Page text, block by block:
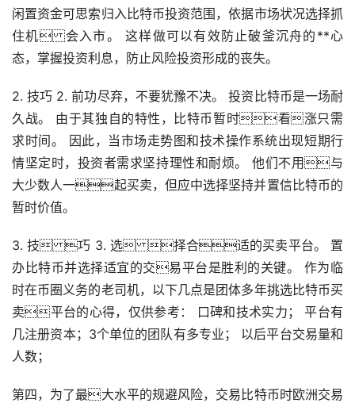
闲置资金可思索归入比特币投资范围，依据市场状况选择抓
住机 会入市。 这样做可以有效防止破釜沉舟的**心
态，掌握投资利息，防止风险投资形成的丧失。
2. 技巧 2. 前功尽弃，不要犹豫不决。 投资比特币是一场耐
久战。 由于其独自的特性，比特币暂时看涨只需
求时间。 因此，当市场走势图和技术操作系统出现短期行
情坚定时，投资者需求坚持理性和耐烦。 他们不用与
大少数人一起买卖，但应中选择坚持并置信比特币的
暂时价值。
3. 技 巧 3. 选 择合适的买卖平台。 置
办比特币并选择适宜的交易平台是胜利的关键。 作为临
时在币圈义务的老司机，以下几点是团体多年挑选比特币买
卖平台的心得，仅供参考： 口碑和技术实力； 平台有
几注册资本；3个单位的团队有多专业； 以后平台交易量和
人数；
第四，为了最大水平的规避风险，交易比特币时欧洲交易